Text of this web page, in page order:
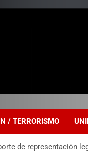
/ TERRORISMO
de representación